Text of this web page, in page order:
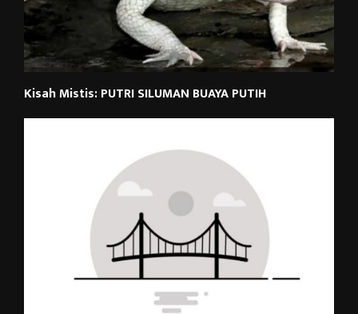
Kisah Mistis: PUTRI SILUMAN BUAYA PUTIH